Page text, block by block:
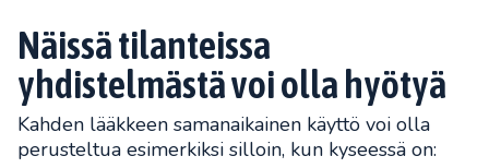
Näissä tilanteissa
yhdistelmästä voi olla hyötyä
Kahden lääkkeen samanaikainen käyttö voi olla
perusteltua esimerkiksi silloin, kun kyseessä on: